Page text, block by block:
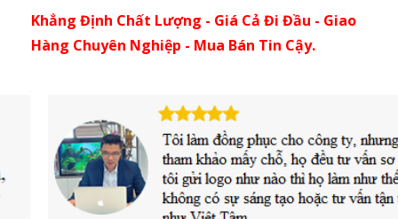
Khẳng Định Chất Lượng - Giá Cả Đi Đầu - Giao
Hàng Chuyên Nghiệp - Mua Bán Tin Cậy.